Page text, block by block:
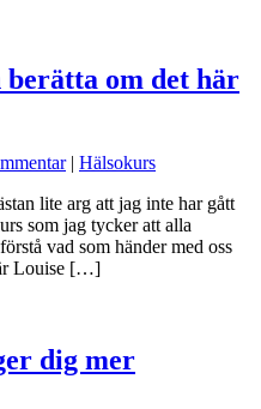
om det här
| Hälsokurs
lite arg att jag inte har gått
som jag tycker att alla
vad som händer med oss
Louise […]
dig mer